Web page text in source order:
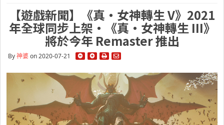
【遊戲新聞】《真・女神轉生 V》2021
年全球同步上架・《真・女神轉生 III》
將於今年 Remaster 推出
By神婆on 2020-07-21